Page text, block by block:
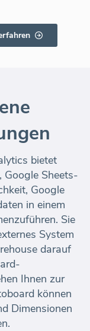
bietet
Sheets-
Google
in einem
Sie
System
darauf
Ihnen zur
können
Dimensionen